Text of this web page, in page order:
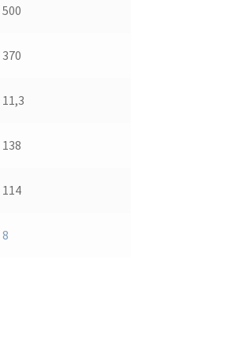
500
370
11,3
138
114
8